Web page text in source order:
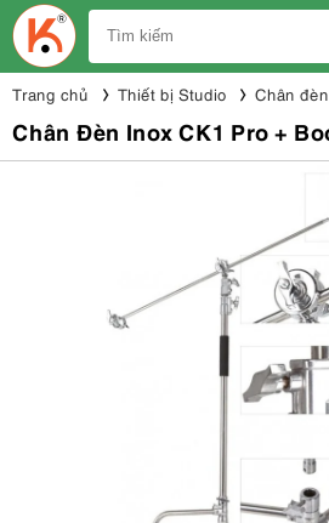
Trang chủ Thiết bị Studio Chân đèn
Chân Đèn Inox CK1 Pro +